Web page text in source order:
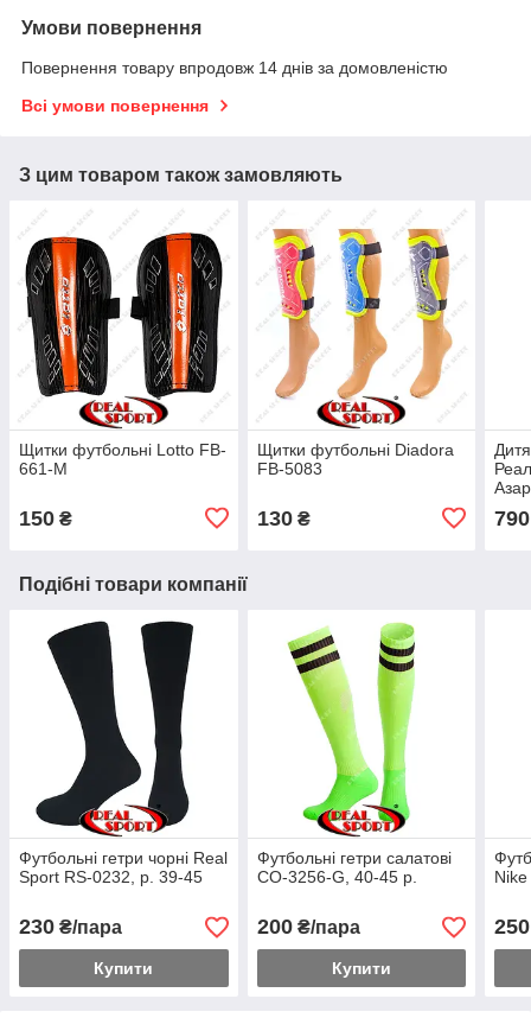
Умови повернення
Повернення товару впродовж 14 днів за домовленістю
Всі умови повернення
З цим товаром також замовляють
Щитки футбольні Lotto FB-
661-M
150 ₴
Щитки футбольні Diadora
FB-5083
130₴ 790
Подібні товари компанії
Футбольні гетри чорні Real
Sport RS-0232, р. 39-45
230 ₴/пара
Купити
Футбольні гетри салатові
CO-3256-G, 40-45 р.
200₴/пара
Купити
250